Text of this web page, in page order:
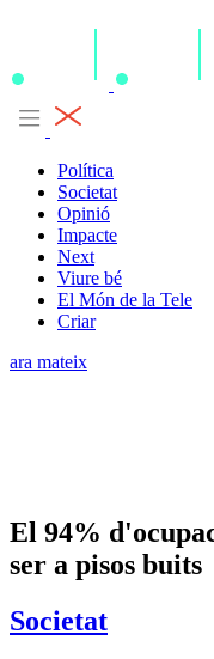
Política
Societat
Opinió
Impacte
Next
Viure bé
El Món de la Tele
Criar
ara mateix
El 94%
ser a pisos buits
Societat